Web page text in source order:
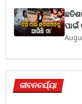
ପାଇଁ
ଜୀବନଚର୍ଯ୍ୟା